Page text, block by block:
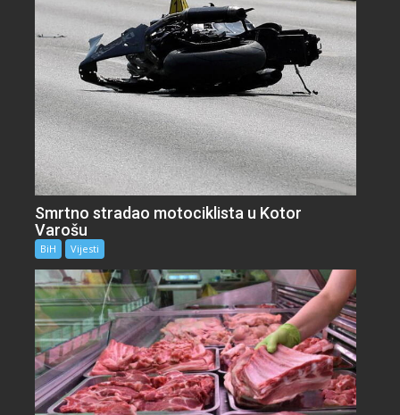
Smrtno stradao motociklista u Kotor
Varošu
BiH Vijesti